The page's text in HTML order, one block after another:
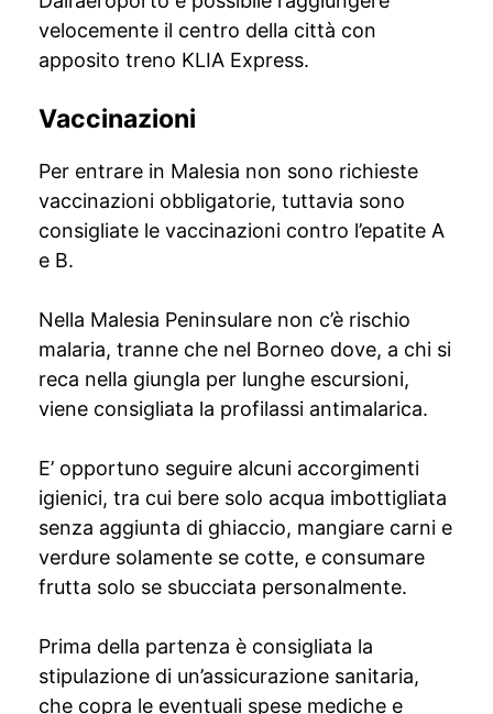
velocemente il centro della città con
apposito treno KLIA Express.
Vaccinazioni
Per entrare in Malesia non sono richieste
vaccinazioni obbligatorie, tuttavia sono
consigliate le vaccinazioni contro l’epatite A
e B.
Nella Malesia Peninsulare non c’è rischio
malaria, tranne che nel Borneo dove, a chi si
reca nella giungla per lunghe escursioni,
viene consigliata la profilassi antimalarica.
E’ opportuno seguire alcuni accorgimenti
igienici, tra cui bere solo acqua imbottigliata
senza aggiunta di ghiaccio, mangiare carni e
verdure solamente se cotte, e consumare
frutta solo se sbucciata personalmente.
Prima della partenza è consigliata la
stipulazione di un’assicurazione sanitaria,
che copra le eventuali spese mediche e